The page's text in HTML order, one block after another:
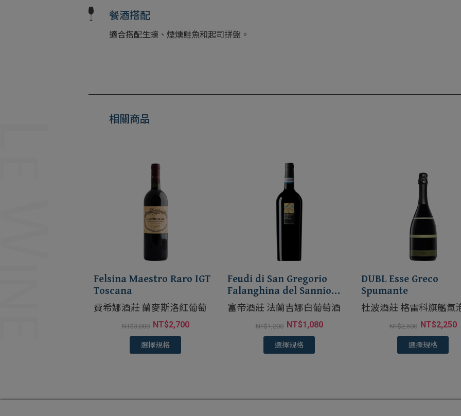
餐酒搭配
適合搭配生蠔、煙燻鮭魚和起司拼盤。
相關商品
Felsina Maestro Raro IGT
Toscana
費希娜酒莊 蘭麥斯洛紅葡萄
NT$3,000 NT$2,700
選擇規格
Feudi di San Gregorio
Falanghina del Sannio
DOC
富帝酒莊 法蘭吉娜白葡萄酒
NT$1,200 NT$1,080
選擇規格
DUBL Esse Greco
Spumante
杜波酒莊 格雷科旗艦氣
NT$2,500 NT$2,250
選擇規格